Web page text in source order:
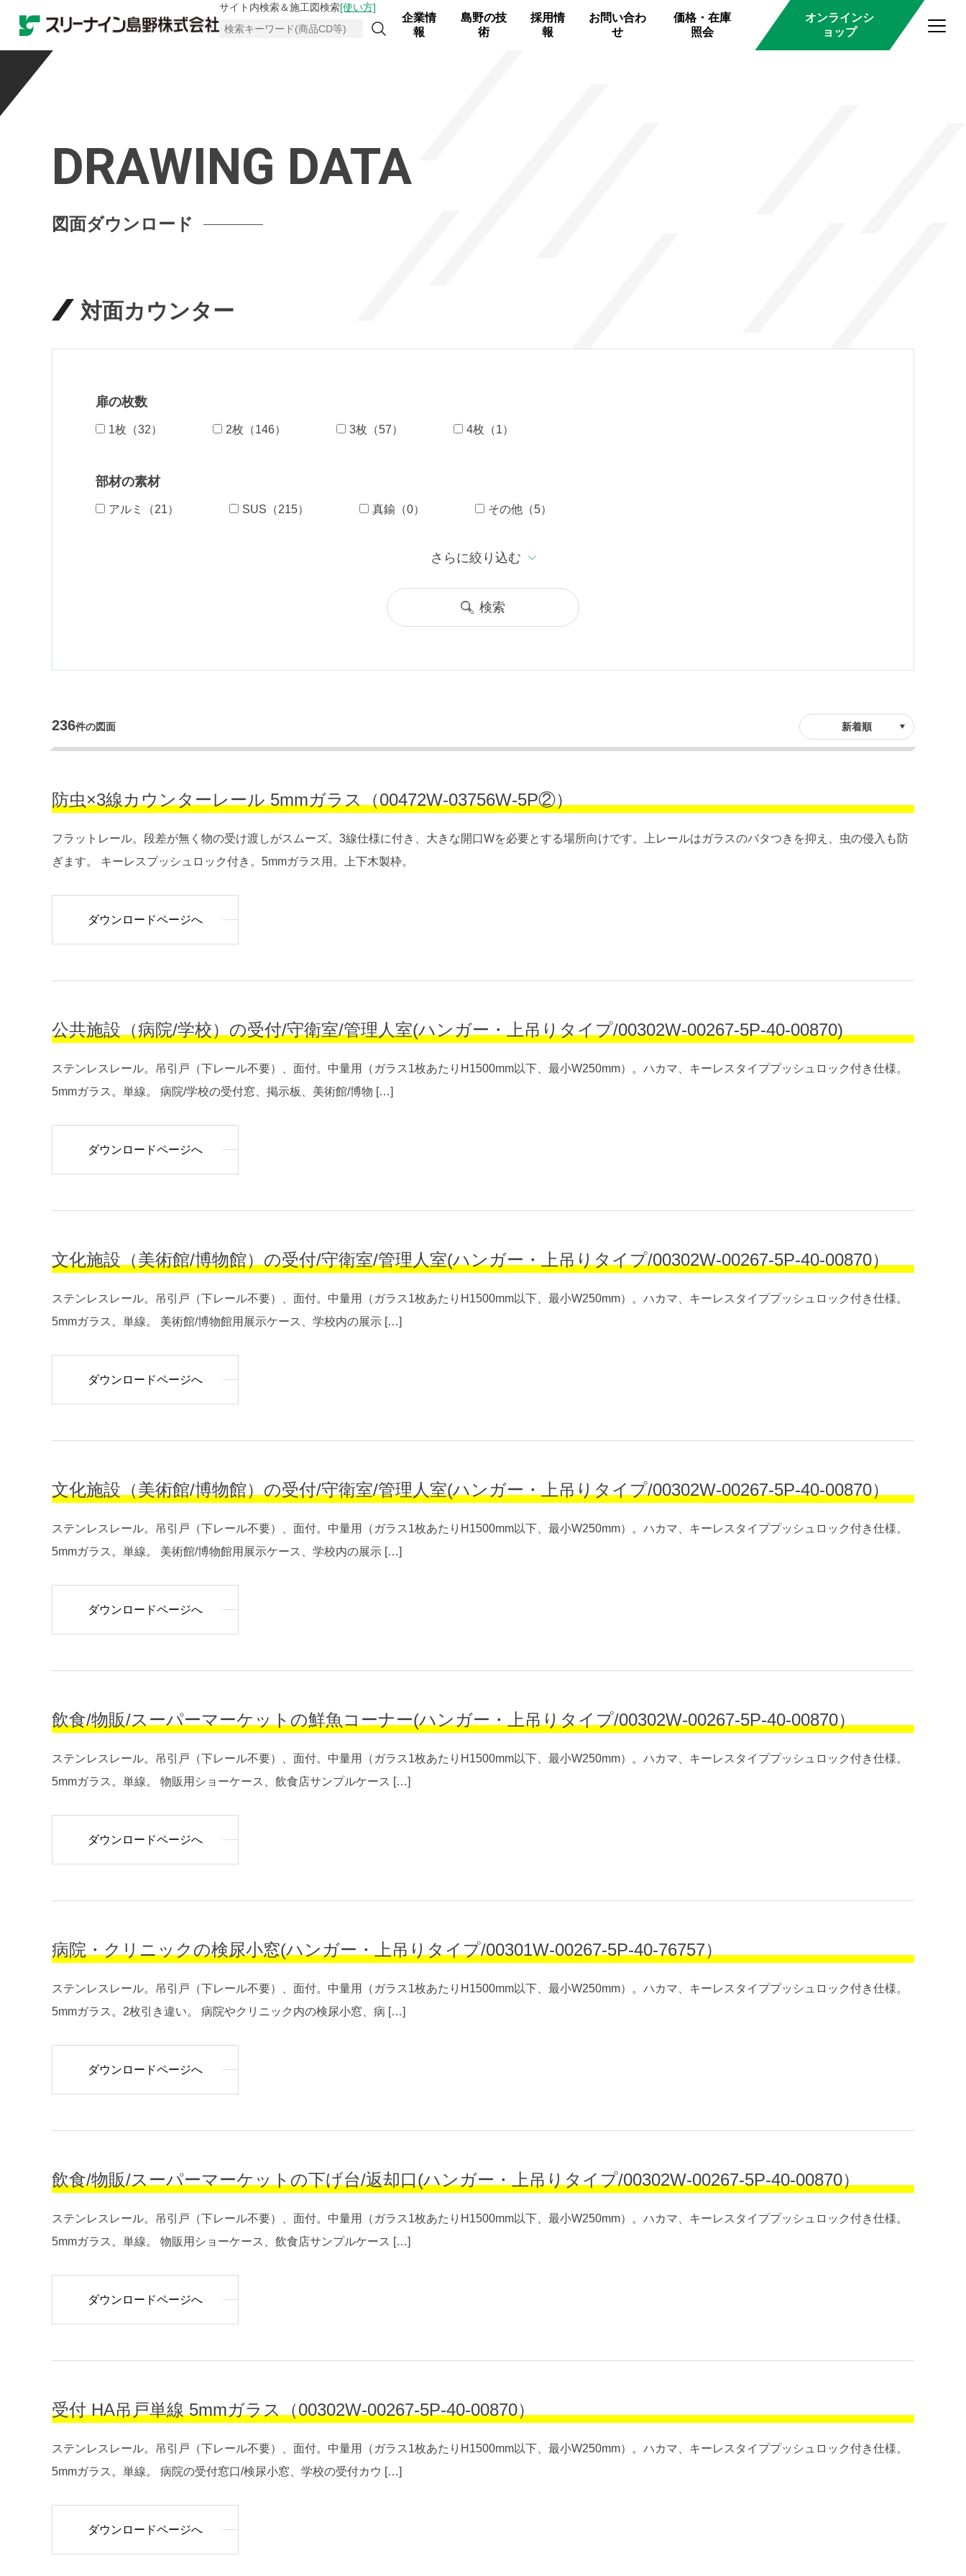
サイト内検索＆施工図検索[使い方]
企業情
報
島野の技
術
採用情
報
お問い合わ
せ
価格・在庫
照会
オンラインシ
ョップ
DRAWING DATA
図面ダウンロード
対面カウンター
扉の枚数
1枚（32） 2枚（146） 3枚（57） 4枚（1）
部材の素材
アルミ（21） SUS（215） 真鍮（0） その他（5）
さらに絞り込む
検索
236件の図面
防虫×3線カウンターレール 5mmガラス（00472W-03756W-5P②）
フラットレール。段差が無く物の受け渡しがスムーズ。3線仕様に付き、大きな開口Wを必要とする場所向けです。上レールはガラスのバタつきを抑え、虫の侵入も防
ぎます。 キーレスプッシュロック付き。5mmガラス用。上下木製枠。
ダウンロードページへ
公共施設（病院/学校）の受付/守衛室/管理人室(ハンガー・上吊りタイプ/00302W-00267-5P-40-00870)
ステンレスレール。吊引戸（下レール不要）、面付。中量用（ガラス1枚あたりH1500mm以下、最小W250mm）。ハカマ、キーレスタイププッシュロック付き仕様。
5mmガラス。単線。 病院/学校の受付窓、掲示板、美術館/博物 […]
ダウンロードページへ
文化施設（美術館/博物館）の受付/守衛室/管理人室(ハンガー・上吊りタイプ/00302W-00267-5P-40-00870）
ステンレスレール。吊引戸（下レール不要）、面付。中量用（ガラス1枚あたりH1500mm以下、最小W250mm）。ハカマ、キーレスタイププッシュロック付き仕様。
5mmガラス。単線。 美術館/博物館用展示ケース、学校内の展示 […]
ダウンロードページへ
文化施設（美術館/博物館）の受付/守衛室/管理人室(ハンガー・上吊りタイプ/00302W-00267-5P-40-00870）
ステンレスレール。吊引戸（下レール不要）、面付。中量用（ガラス1枚あたりH1500mm以下、最小W250mm）。ハカマ、キーレスタイププッシュロック付き仕様。
5mmガラス。単線。 美術館/博物館用展示ケース、学校内の展示 […]
ダウンロードページへ
飲食/物販/スーパーマーケットの鮮魚コーナー(ハンガー・上吊りタイプ/00302W-00267-5P-40-00870）
ステンレスレール。吊引戸（下レール不要）、面付。中量用（ガラス1枚あたりH1500mm以下、最小W250mm）。ハカマ、キーレスタイププッシュロック付き仕様。
5mmガラス。単線。 物販用ショーケース、飲食店サンプルケース […]
ダウンロードページへ
病院・クリニックの検尿小窓(ハンガー・上吊りタイプ/00301W-00267-5P-40-76757）
ステンレスレール。吊引戸（下レール不要）、面付。中量用（ガラス1枚あたりH1500mm以下、最小W250mm）。ハカマ、キーレスタイププッシュロック付き仕様。
5mmガラス。2枚引き違い。 病院やクリニック内の検尿小窓、病 […]
ダウンロードページへ
飲食/物販/スーパーマーケットの下げ台/返却口(ハンガー・上吊りタイプ/00302W-00267-5P-40-00870）
ステンレスレール。吊引戸（下レール不要）、面付。中量用（ガラス1枚あたりH1500mm以下、最小W250mm）。ハカマ、キーレスタイププッシュロック付き仕様。
5mmガラス。単線。 物販用ショーケース、飲食店サンプルケース […]
ダウンロードページへ
受付 HA吊戸単線 5mmガラス（00302W-00267-5P-40-00870）
ステンレスレール。吊引戸（下レール不要）、面付。中量用（ガラス1枚あたりH1500mm以下、最小W250mm）。ハカマ、キーレスタイププッシュロック付き仕様。
5mmガラス。単線。 病院の受付窓口/検尿小窓、学校の受付カウ […]
ダウンロードページへ